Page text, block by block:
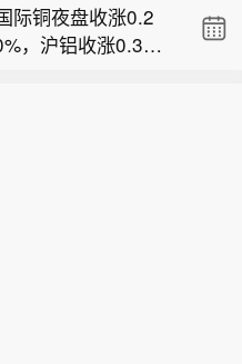
6月21日以来单日
录。（央视新闻）
际铜夜盘收涨0.2
，沪铝收涨0.3